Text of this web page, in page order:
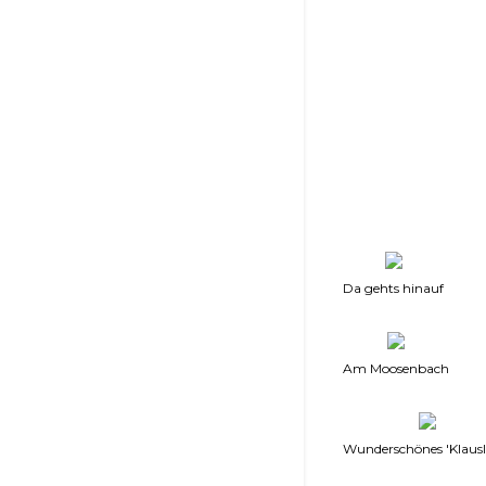
Da gehts hinauf
Am Moosenbach
Wunderschönes